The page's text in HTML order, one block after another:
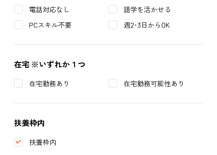
電話対応なし
語学を活かせる
PCスキル不要
週2･3日からOK
在宅 ※いずれか１つ
在宅勤務あり 在宅勤務可能性あり
扶養枠内
扶養枠内